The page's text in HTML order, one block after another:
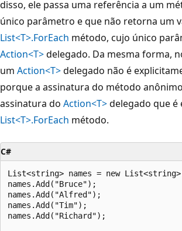
disso, ele passa uma referência a um
único parâmetro e que não retorna um
List<T>.ForEach método, cujo único
Action<T>delegado. Da mesma forma,
um Action<T>delegado não é
porque a assinatura do método
assinatura do Action<T>delegado que é
List<T>.ForEach método.
C#
List<string> names = new
names.Add("Bruce");
names.Add("Alfred");
names.Add("Tim");
names.Add("Richard");